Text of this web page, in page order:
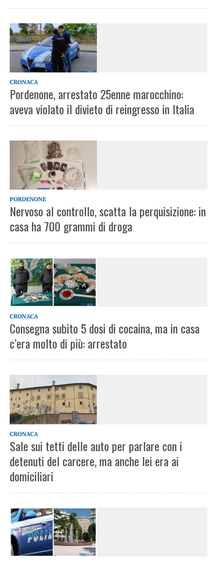
CRONACA
Pordenone, arrestato 25enne marocchino:
aveva violato il divieto di reingresso in Italia
PORDENONE
Nervoso al controllo, scatta la perquisizione: in
casa ha 700 grammi di droga
CRONACA
Consegna subito 5 dosi di cocaina, ma in casa
c’era molto di più: arrestato
CRONACA
Sale sui tetti delle auto per parlare con i
detenuti del carcere, ma anche lei era ai
domiciliari